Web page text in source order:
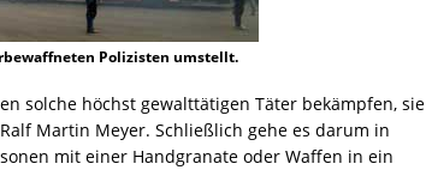
Polizisten umstellt.
solche höchst gewalttätigen Täter bekämpfen, sie
Martin Meyer. Schließlich gehe es darum in
mit einer Handgranate oder Waffen in ein